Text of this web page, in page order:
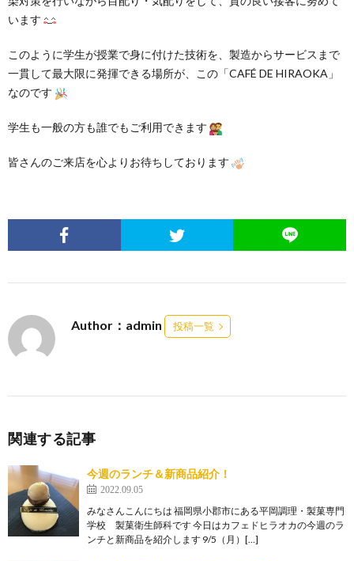
います
このように学生が授業で身に付けた技術を、製造からサービスまで
一貫して最大限に発揮できる場所が、この「CAFÉ DE HIRAOKA」
なのです
学生も一般の方も誰でもご利用できます
皆さんのご来店を心よりお待ちしております
Author：admin 投稿一覧
関連する記事
今週のランチ＆新商品紹介！
2022.09.05
みなさんこんにちは 福岡県小郡市にある平岡調理・製菓専門
学校 製菓衛生師科です 今日はカフェドヒラオカの今週のラ
ンチと新商品を紹介します 9/5（月）[…]